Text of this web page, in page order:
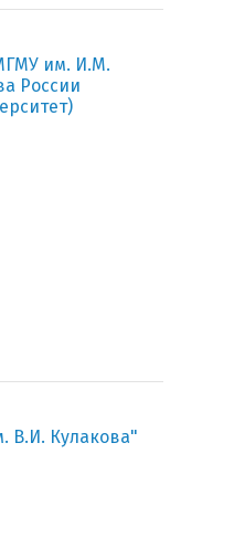
им. И.М.
России
В.И. Кулакова"